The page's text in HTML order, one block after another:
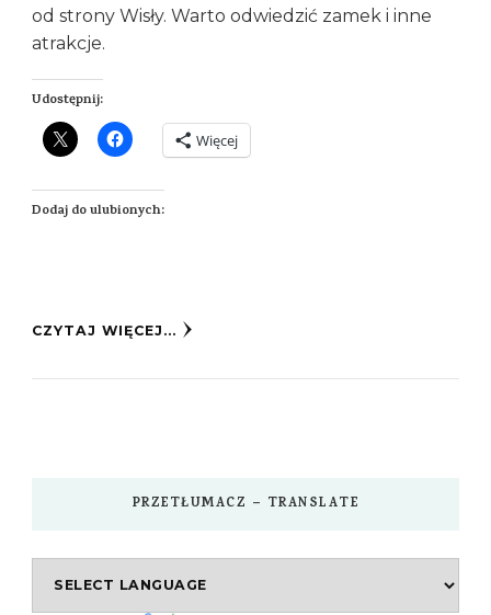
od strony Wisły. Warto odwiedzić zamek i inne
atrakcje.
Udostępnij:
Więcej
Dodaj do ulubionych:
CZYTAJ WIĘCEJ...
PRZETŁUMACZ – TRANSLATE